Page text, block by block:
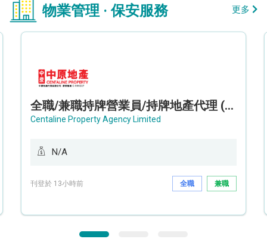
物業管理 · 保安服務 更多
全職/兼職持牌營業員/持牌地產代理 (長沙灣/將軍澳/油塘)
Centaline Property Agency Limited
N/A
刊登於 13小時前 全職 兼職